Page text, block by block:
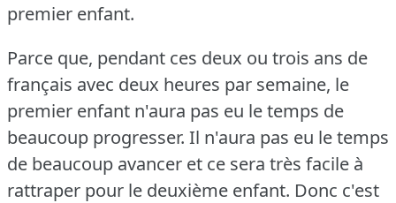
premier enfant.
Parce que, pendant ces deux ou trois ans de
français avec deux heures par semaine, le
premier enfant n'aura pas eu le temps de
beaucoup progresser. Il n'aura pas eu le temps
de beaucoup avancer et ce sera très facile à
rattraper pour le deuxième enfant. Donc c'est